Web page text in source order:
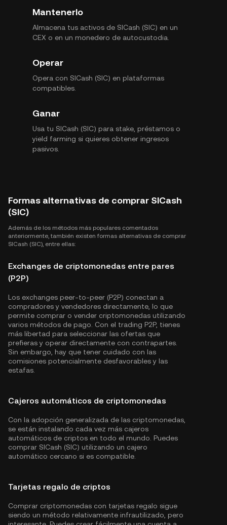
Mantenerlo
Almacena tus activos de SICash (SIC) en un
CEX o en un monedero de autocustodia.
Operar
Opera con SICash (SIC) en plataformas
compatibles.
Ganar
Usa tu SICash (SIC) para stake, préstamos o
yield farming si quieres obtener ingresos
pasivos.
Formas alternativas de comprar SICash
(SIC)
Además de los métodos más populares comentados
anteriormente, también existen formas alternativas de comprar
SICash (SIC), entre ellas:
Exchanges de criptomonedas entre pares
(P2P)
Los exchanges peer-to-peer (P2P) conectan a
compradores y vendedores directamente, lo que
permite comprar o vender criptomonedas utilizando
varios métodos de pago. Con el trading P2P, tienes
más libertad para seleccionar las ofertas que
prefieras y operar directamente con contrapartes.
Sin embargo, hay que tener cuidado con las
comisiones potencialmente desfavorables y las
estafas.
Cajeros automáticos de criptomonedas
Con la adopción generalizada de las criptomonedas,
se están instalando cada vez más cajeros
automáticos de criptos en todo el mundo. Puedes
comprar SICash (SIC) utilizando un cajero
automático cercano si es compatible.
Tarjetas regalo de criptos
Comprar criptomonedas con tarjetas regalo sigue
siendo un método relativamente infrautilizado, pero